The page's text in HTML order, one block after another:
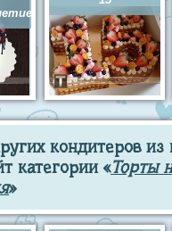
кондитеров из
категории «Торты
»